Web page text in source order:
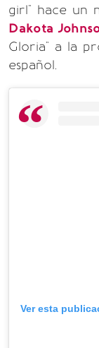
girl" hace un
Dakota
Gloria" a la
español.
Ver esta